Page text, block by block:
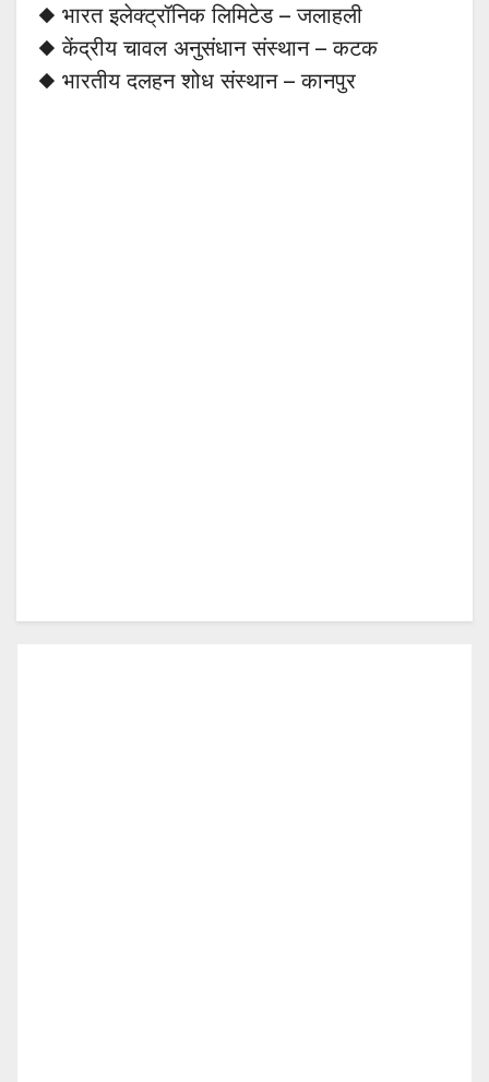
◆ भारत इलेक्ट्रॉनिक लिमिटेड – जलाहली
◆ केंद्रीय चावल अनुसंधान संस्थान – कटक
◆ भारतीय दलहन शोध संस्थान – कानपुर